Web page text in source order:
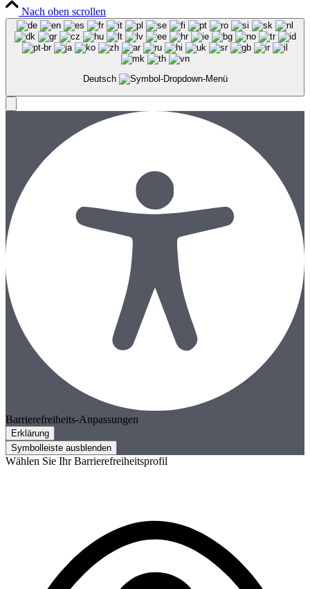
Nach oben scrollen
Deutsch
Barrierefreiheits-Anpassungen
Erklärung
Symbolleiste ausblenden
Wählen Sie Ihr Barrierefreiheitsprofil